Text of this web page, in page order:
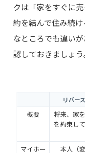
クは「家をすぐに
約を結んで住み続
なところでも違い
認しておきましょう
リバー
概要
将来、家
を約束し
マイホー
本人（